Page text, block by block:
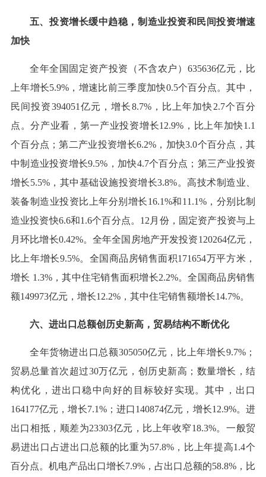
五、投资增长缓中趋稳，制造业投资和民间投资增速
加快
全年全国固定资产投资（不含农户）635636亿元，比
上年增长5.9%，增速比前三季度加快0.5个百分点。其中，
民间投资394051亿元，增长8.7%，比上年加快2.7个百分
点。分产业看，第一产业投资增长12.9%，比上年加快1.1
个百分点；第二产业投资增长6.2%，加快3.0个百分点，其
中制造业投资增长9.5%，加快4.7个百分点；第三产业投资
增长5.5%，其中基础设施投资增长3.8%。高技术制造业、
装备制造业投资比上年分别增长16.1%和11.1%，分别比制
造业投资快6.6和1.6个百分点。12月份，固定资产投资与上
月环比增长0.42%。全年全国房地产开发投资120264亿元，
比上年增长9.5%。全国商品房销售面积171654万平方米，
增长 1.3%，其中住宅销售面积增长2.2%。全国商品房销售
额149973亿元，增长12.2%，其中住宅销售额增长14.7%。
六、进出口总额创历史新高，贸易结构不断优化
全年货物进出口总额305050亿元，比上年增长9.7%；
贸易总量首次超过30万亿元，创历史新高；数量增长，结
构优化，进出口稳中向好的目标较好实现。其中，出口
164177亿元，增长7.1%；进口140874亿元，增长12.9%。进
出口相抵，顺差为23303亿元，比上年收窄18.3%。一般贸
易进出口占进出口总额的比重为57.8%，比上年提高1.4个
百分点。机电产品出口增长7.9%，占出口总额的58.8%，比